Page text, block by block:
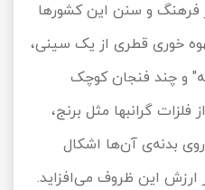
فرهنگ و سنن این کشورها
خوری قطری از یک سینی،
و چند فنجان کوچک
گرانبها مثل برنج،
بدنه‌ی آن‌ها اشکال
ارزش این ظروف می‌افزاید.